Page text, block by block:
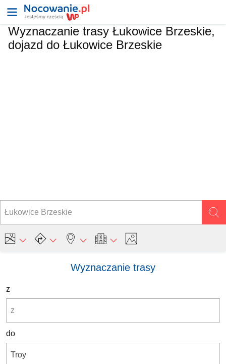
Wyznaczanie trasy Łukowice Brzeskie,
dojazd do Łukowice Brzeskie
Wyznaczanie trasy
z
do